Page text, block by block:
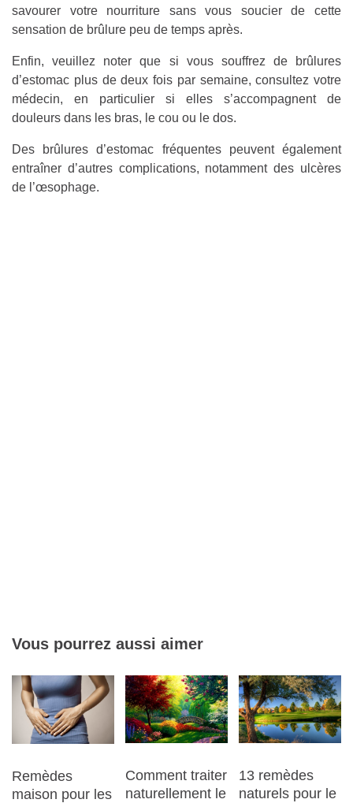
savourer votre nourriture sans vous soucier de cette
sensation de brûlure peu de temps après.
Enfin, veuillez noter que si vous souffrez de brûlures
d’estomac plus de deux fois par semaine, consultez votre
médecin, en particulier si elles s’accompagnent de
douleurs dans les bras, le cou ou le dos.
Des brûlures d’estomac fréquentes peuvent également
entraîner d’autres complications, notamment des ulcères
de l’œsophage.
Vous pourrez aussi aimer
Remèdes
maison pour les
Comment traiter
naturellement le
13 remèdes
naturels pour le